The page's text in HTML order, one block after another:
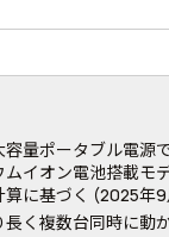
容量ポータブル電源
イオン電池搭載モ
算に基づく (2025年
く複数台同時に動